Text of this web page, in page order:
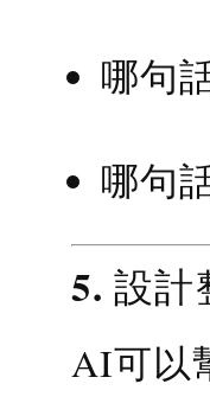
哪句
哪句
5. 設計
AI可以